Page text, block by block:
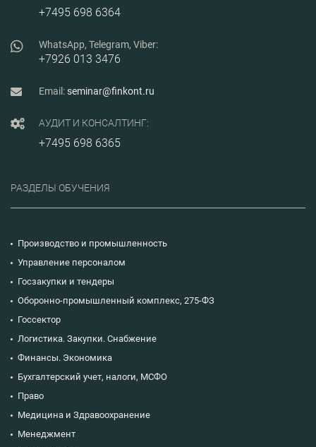
+7495 698 6364
WhatsApp, Telegram, Viber:
+7926 013 3476
Email:seminar@finkont.ru
АУДИТ И КОНСАЛТИНГ:
+7495 698 6365
РАЗДЕЛЫ ОБУЧЕНИЯ
Производство и промышленность
Управление персоналом
Госзакупки и тендеры
Оборонно-промышленный комплекс, 275-ФЗ
Госсектор
Логистика. Закупки. Снабжение
Финансы. Экономика
Бухгалтерский учет, налоги, МСФО
Право
Медицина и Здравоохранение
Менеджмент